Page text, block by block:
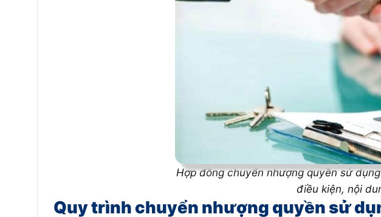
Hợp đồng chuyển nhượng quyền sử
điều kiện, nội
Quy trình chuyển nhượng quyền sử